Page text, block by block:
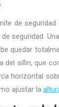
de
seguridad.
quedar
del sillin, que
horizontal
ajustar la